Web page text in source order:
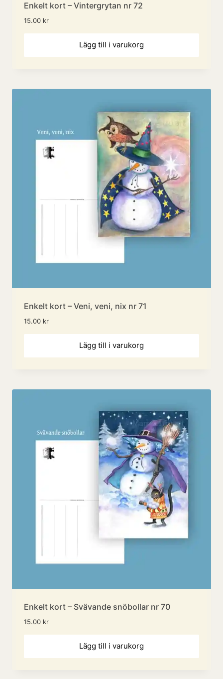
Enkelt kort – Vintergrytan nr 72
15.00 kr
Lägg till i varukorg
Enkelt kort – Veni, veni, nix nr 71
15.00 kr
Lägg till i varukorg
Enkelt kort – Svävande snöbollar nr 70
15.00 kr
Lägg till i varukorg